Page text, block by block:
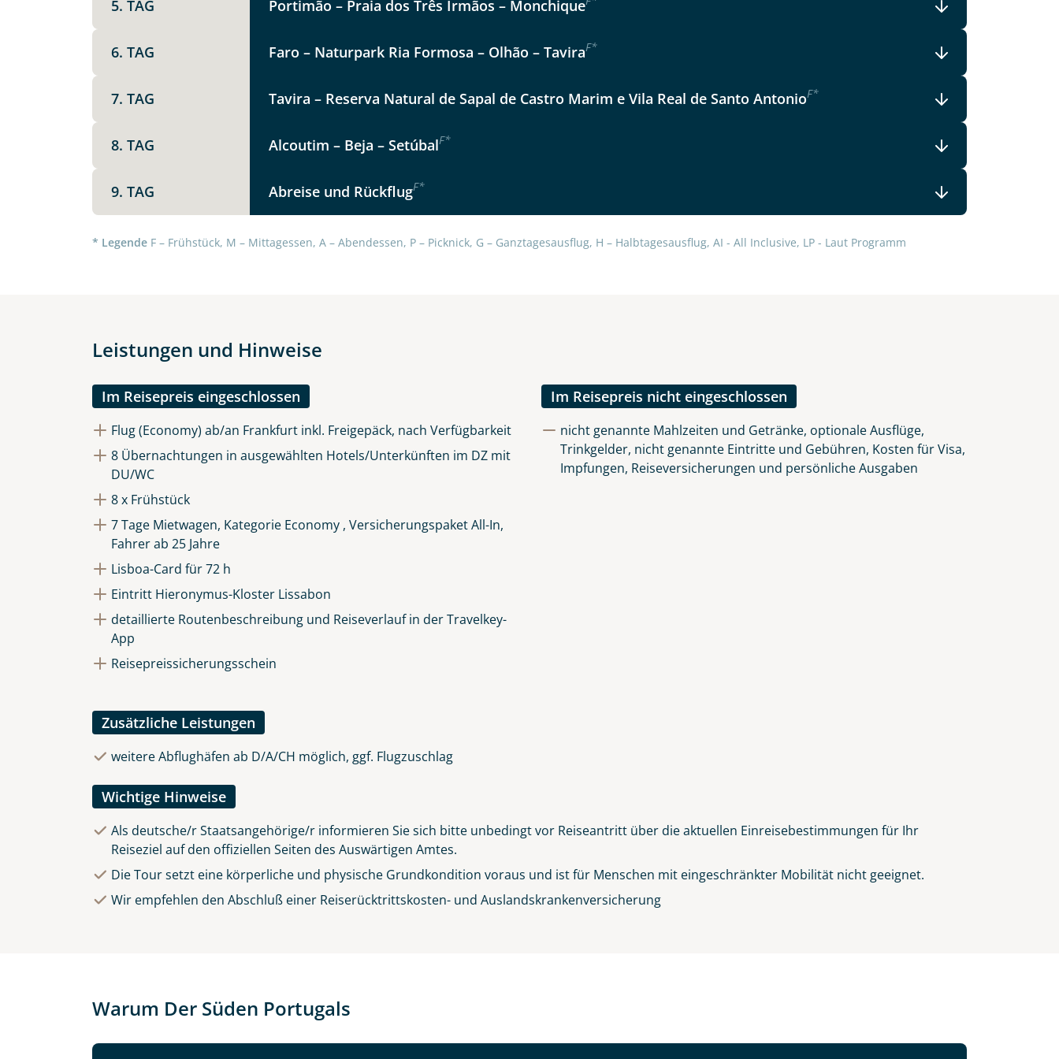
Telegram per E-Mail senden
Auswahl übernehmen
Auswahl übernehmen
5. TAG Portimão – Praia dos Três Irmãos – Monchique
6. TAG Faro – Naturpark Ria Formosa – Olhão – TaviraF*
7. TAG Tavira – Reserva Natural de Sapal de Castro Marim e Vila Real de Santo AntonioF*
8. TAG Alcoutim – Beja – SetúbalF*
9. TAG Abreise und RückflugF*
* Legende F – Frühstück, M – Mittagessen, A – Abendessen, P – Picknick, G – Ganztagesausflug, H – Halbtagesausflug, AI - All Inclusive, LP - Laut Programm
Leistungen und Hinweise
Im Reisepreis eingeschlossen
Flug (Economy) ab/an Frankfurt inkl. Freigepäck, nach Verfügbarkeit
8 Übernachtungen in ausgewählten Hotels/Unterkünften im DZ mit
DU/WC
8 x Frühstück
7 Tage Mietwagen, Kategorie Economy , Versicherungspaket All-In,
Fahrer ab 25 Jahre
Lisboa-Card für 72 h
Eintritt Hieronymus-Kloster Lissabon
detaillierte Routenbeschreibung und Reiseverlauf in der Travelkey-
App
Reisepreissicherungsschein
Im Reisepreis nicht eingeschlossen
nicht genannte Mahlzeiten und Getränke, optionale Ausflüge,
Trinkgelder, nicht genannte Eintritte und Gebühren, Kosten für Visa,
Impfungen, Reiseversicherungen und persönliche Ausgaben
Zusätzliche Leistungen
weitere Abflughäfen ab D/A/CH möglich, ggf. Flugzuschlag
Wichtige Hinweise
Als deutsche/r Staatsangehörige/r informieren Sie sich bitte unbedingt vor Reiseantritt über die aktuellen Einreisebestimmungen für Ihr
Reiseziel auf den offiziellen Seiten des Auswärtigen Amtes.
Die Tour setzt eine körperliche und physische Grundkondition voraus und ist für Menschen mit eingeschränkter Mobilität nicht geeignet.
Wir empfehlen den Abschluß einer Reiserücktrittskosten- und Auslandskrankenversicherung
Warum Der Süden Portugals
Option 1 Option 2
Weitere Informationen
Datenschutz & Transparenz ist uns sehr wichtig!
Die Anfrage wird via SSL verschlüsselt an unseren Server geschickt. Mit Absenden des Formulars, erklären Sie, dass Sie die
Datenschutzerklärungund zur Kenntnis genommen und akzeptiert haben.